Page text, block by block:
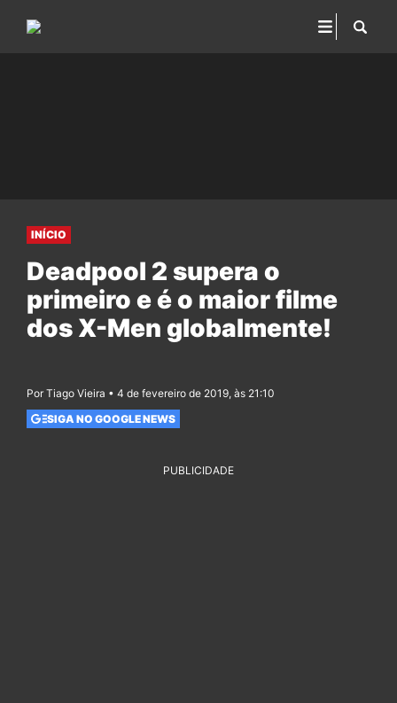
INÍCIO
Deadpool 2 supera o
primeiro e é o maior filme
dos X-Men globalmente!
Por Tiago Vieira • 4 de fevereiro de 2019, às 21:10
SIGA NO GOOGLE NEWS
PUBLICIDADE